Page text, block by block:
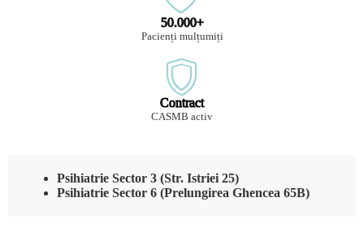
50.000+
Pacienți mulțumiți
Contract
CASMB activ
Psihiatrie Sector 3 (Str. Istriei 25)
Psihiatrie Sector 6 (Prelungirea Ghencea 65B)